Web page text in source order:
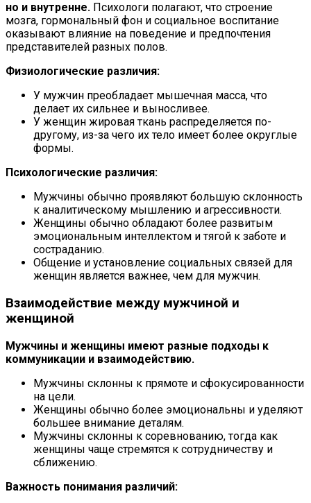
но и внутренне. Психологи полагают, что строение
мозга, гормональный фон и социальное воспитание
оказывают влияние на поведение и предпочтения
представителей разных полов.
Физиологические различия:
У мужчин преобладает мышечная масса, что
делает их сильнее и выносливее.
У женщин жировая ткань распределяется по-
другому, из-за чего их тело имеет более округлые
формы.
Психологические различия:
Мужчины обычно проявляют большую склонность
к аналитическому мышлению и агрессивности.
Женщины обычно обладают более развитым
эмоциональным интеллектом и тягой к заботе и
состраданию.
Общение и установление социальных связей для
женщин является важнее, чем для мужчин.
Взаимодействие между мужчиной и
женщиной
Мужчины и женщины имеют разные подходы к
коммуникации и взаимодействию.
Мужчины склонны к прямоте и сфокусированности
на цели.
Женщины обычно более эмоциональны и уделяют
большее внимание деталям.
Мужчины склонны к соревнованию, тогда как
женщины чаще стремятся к сотрудничеству и
сближению.
Важность понимания различий: